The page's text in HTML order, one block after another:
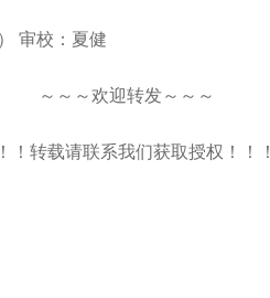
审校：夏健
～～～欢迎转发～～～
！转载请联系我们获取授权！！！